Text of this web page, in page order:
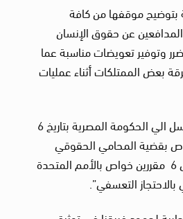
بتوضيح موقفها من كافة
عن حقوق الإنسان
وتوفير تعويضات مناسبة عما
بعض الممتلكات أثناء عمليات
أرسل الي الحكومة المصرية بتاريخ 6
2019 و الخاص بقضية المحامي الحقوقي
محمد رمضان عن طريق 6 مقررين خواص بالأمم المتحدة
التعسفي”.